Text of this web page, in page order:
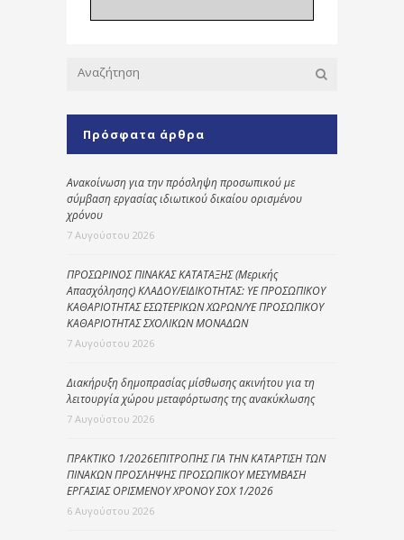
Πρόσφατα άρθρα
Ανακοίνωση για την πρόσληψη προσωπικού με
σύμβαση εργασίας ιδιωτικού δικαίου ορισμένου
χρόνου
7 Αυγούστου 2026
ΠΡΟΣΩΡΙΝΟΣ ΠΙΝΑΚΑΣ ΚΑΤΑΤΑΞΗΣ (Μερικής
Απασχόλησης) ΚΛΑΔΟΥ/ΕΙΔΙΚΟΤΗΤΑΣ: ΥΕ ΠΡΟΣΩΠΙΚΟΥ
ΚΑΘΑΡΙΟΤΗΤΑΣ ΕΣΩΤΕΡΙΚΩΝ ΧΩΡΩΝ/ΥΕ ΠΡΟΣΩΠΙΚΟΥ
ΚΑΘΑΡΙΟΤΗΤΑΣ ΣΧΟΛΙΚΩΝ ΜΟΝΑΔΩΝ
7 Αυγούστου 2026
Διακήρυξη δημοπρασίας μίσθωσης ακινήτου για τη
λειτουργία χώρου μεταφόρτωσης της ανακύκλωσης
7 Αυγούστου 2026
ΠΡΑΚΤΙΚΟ 1/2026ΕΠΙΤΡΟΠΗΣ ΓΙΑ ΤΗΝ ΚΑΤΑΡΤΙΣΗ ΤΩΝ
ΠΙΝΑΚΩΝ ΠΡΟΣΛΗΨΗΣ ΠΡΟΣΩΠΙΚΟΥ ΜΕΣΥΜΒΑΣΗ
ΕΡΓΑΣΙΑΣ ΟΡΙΣΜΕΝΟΥ ΧΡΟΝΟΥ ΣΟΧ 1/2026
6 Αυγούστου 2026